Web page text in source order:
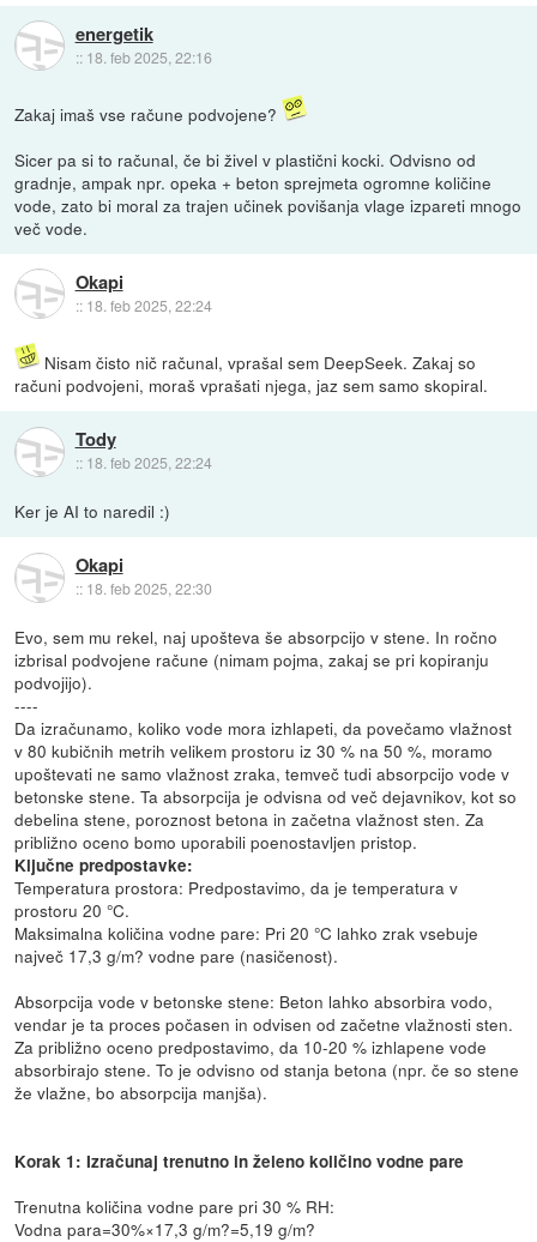
energetik
:: 18. feb 2025, 22:16
Zakaj imaš vse račune podvojene?
Sicer pa si to računal, če bi živel v plastični kocki. Odvisno od
gradnje, ampak npr. opeka + beton sprejmeta ogromne količine
vode, zato bi moral za trajen učinek povišanja vlage izpareti mnogo
več vode.
Okapi
:: 18. feb 2025, 22:24
Nisam čisto nič računal, vprašal sem DeepSeek. Zakaj so
računi podvojeni, moraš vprašati njega, jaz sem samo skopiral.
Tody
:: 18. feb 2025, 22:24
Ker je AI to naredil :)
Okapi
:: 18. feb 2025, 22:30
Evo, sem mu rekel, naj upošteva še absorpcijo v stene. In ročno
izbrisal podvojene račune (nimam pojma, zakaj se pri kopiranju
podvojijo).
----
Da izračunamo, koliko vode mora izhlapeti, da povečamo vlažnost
v 80 kubičnih metrih velikem prostoru iz 30 % na 50 %, moramo
upoštevati ne samo vlažnost zraka, temveč tudi absorpcijo vode v
betonske stene. Ta absorpcija je odvisna od več dejavnikov, kot so
debelina stene, poroznost betona in začetna vlažnost sten. Za
približno oceno bomo uporabili poenostavljen pristop.
Ključne predpostavke:
Temperatura prostora: Predpostavimo, da je temperatura v
prostoru 20 °C.
Maksimalna količina vodne pare: Pri 20 °C lahko zrak vsebuje
največ 17,3 g/m? vodne pare (nasičenost).
Absorpcija vode v betonske stene: Beton lahko absorbira vodo,
vendar je ta proces počasen in odvisen od začetne vlažnosti sten.
Za približno oceno predpostavimo, da 10-20 % izhlapene vode
absorbirajo stene. To je odvisno od stanja betona (npr. če so stene
že vlažne, bo absorpcija manjša).
Korak 1: Izračunaj trenutno in želeno količino vodne pare
Trenutna količina vodne pare pri 30 % RH:
Vodna para=30%×17,3 g/m?=5,19 g/m?